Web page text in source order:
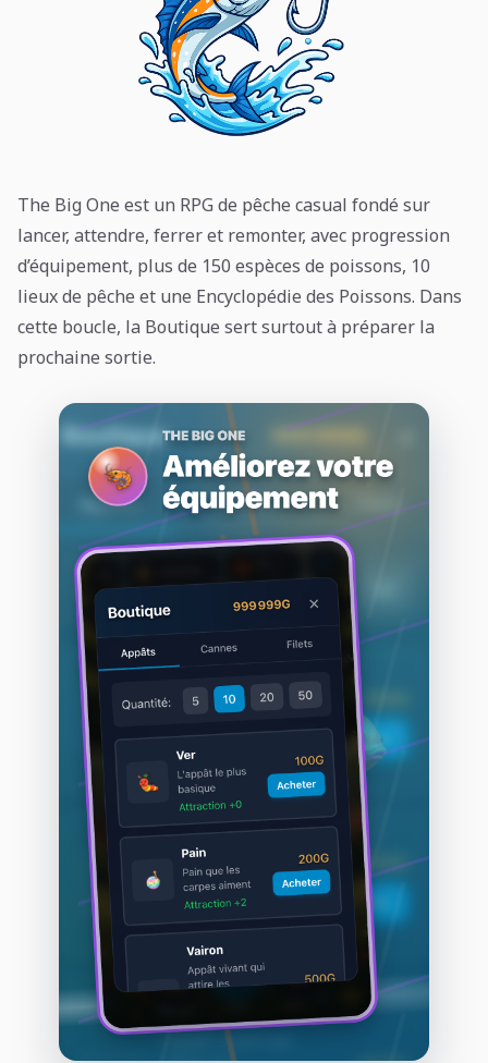
The Big One est un RPG de pêche casual fondé sur
lancer, attendre, ferrer et remonter, avec progression
d’équipement, plus de 150 espèces de poissons, 10
lieux de pêche et une Encyclopédie des Poissons. Dans
cette boucle, la Boutique sert surtout à préparer la
prochaine sortie.